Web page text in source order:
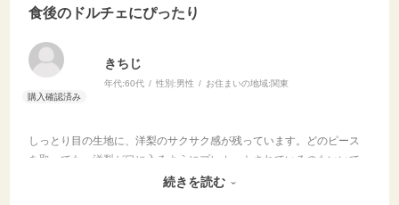
食後のドルチェにぴったり
きちじ
年代:60代 性別:男性 お住まいの地域:関東
しっとり目の生地に、洋梨のサクサク感が残っています。どのピース
を取っても、洋梨が口に入るようにプレカットされているのもいいで
すね。自宅でカットするのは大変なので (^^ゞ 。
続きを読む